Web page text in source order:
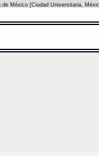
México [Ciudad Universitaria,